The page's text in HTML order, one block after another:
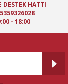
DESTEK HATTI
- 18:00